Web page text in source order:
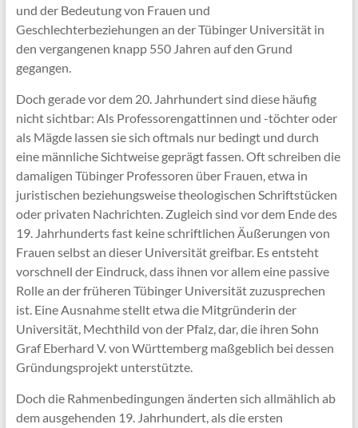
und der Bedeutung von Frauen und
Geschlechterbeziehungen an der Tübinger Universität in
den vergangenen knapp 550 Jahren auf den Grund
gegangen.
Doch gerade vor dem 20. Jahrhundert sind diese häufig
nicht sichtbar: Als Professorengattinnen und -töchter oder
als Mägde lassen sie sich oftmals nur bedingt und durch
eine männliche Sichtweise geprägt fassen. Oft schreiben die
damaligen Tübinger Professoren über Frauen, etwa in
juristischen beziehungsweise theologischen Schriftstücken
oder privaten Nachrichten. Zugleich sind vor dem Ende des
19. Jahrhunderts fast keine schriftlichen Äußerungen von
Frauen selbst an dieser Universität greifbar. Es entsteht
vorschnell der Eindruck, dass ihnen vor allem eine passive
Rolle an der früheren Tübinger Universität zuzusprechen
ist. Eine Ausnahme stellt etwa die Mitgründerin der
Universität, Mechthild von der Pfalz, dar, die ihren Sohn
Graf Eberhard V. von Württemberg maßgeblich bei dessen
Gründungsprojekt unterstützte.
Doch die Rahmenbedingungen änderten sich allmählich ab
dem ausgehenden 19. Jahrhundert, als die ersten